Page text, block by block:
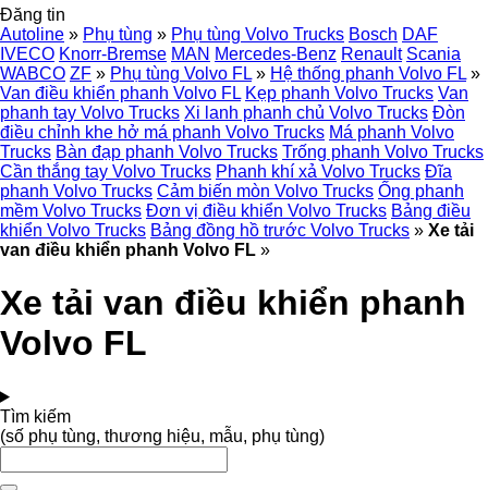
Đăng tin
Autoline » Phụ tùng » Phụ tùng Volvo Trucks Bosch DAF
IVECO Knorr-Bremse MAN Mercedes-Benz Renault Scania
WABCO ZF » Phụ tùng Volvo FL » Hệ thống phanh Volvo FL »
Van điều khiển phanh Volvo FL Kẹp phanh Volvo Trucks Van
phanh tay Volvo Trucks Xi lanh phanh chủ Volvo Trucks Đòn
điều chỉnh khe hở má phanh Volvo Trucks Má phanh Volvo
Trucks Bàn đạp phanh Volvo Trucks Trống phanh Volvo Trucks
Cần thắng tay Volvo Trucks Phanh khí xả Volvo Trucks Đĩa
phanh Volvo Trucks Cảm biến mòn Volvo Trucks Ống phanh
mềm Volvo Trucks Đơn vị điều khiển Volvo Trucks Bảng điều
khiển Volvo Trucks Bảng đồng hồ trước Volvo Trucks » Xe tải
van điều khiển phanh Volvo FL »
Xe tải van điều khiển phanh
Volvo FL
Tìm kiếm
(số phụ tùng, thương hiệu, mẫu, phụ tùng)